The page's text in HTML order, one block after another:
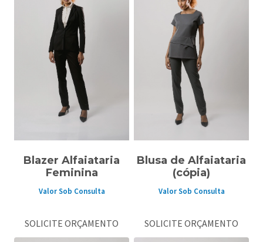
Blazer Alfaiataria
Feminina
Valor Sob Consulta
SOLICITE ORÇAMENTO
Blusa de Alfaiataria
(cópia)
Valor Sob Consulta
SOLICITE ORÇAMENTO